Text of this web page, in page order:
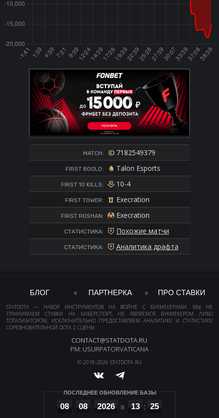
MATCH: 7182549379
FIRST BOOLD: Talon Esports
FIRST 10 KILLS: 10-4
FIRST TOWER: Execration
FIRST ROSHAN: Execration
СТАТИСТИКА: Похожие матчи
СТАТИСТИКА: Аналитика драфта
БЛОГ ПАРТНЕРКА ПРО СТАВКИ
STATDOTA — НАБОР ИНСТРУМЕНТОВ НА ВОЙНЕ С БУКМЕКЕРАМИ. МЫ НЕ
ПРИНИМАЕМ СТАВКИ НА КИБЕРСПОРТ, НЕ ЯВЛЯЕМСЯ БУКМЕКЕРОМ ЛИБО
ТОТАЛИЗАТОРОМ, ИСКЛЮЧИТЕЛЬНО ПРЕДОСТАВЛЯЕМ АНАЛИТИКУ И СТАТИСТИКУ
СОРЕВНОВАТЕЛЬНОЙ DOTA 2 СЦЕНЫ.
CONTACT@STATDOTA.RU
PM: USURPATORVATICANA
© 2018-2026 STATDOTA.RU
ПОСЛЕДНЕЕ ОБНОВЛЕНИЕ БАЗЫ
08 08 2026 13 25